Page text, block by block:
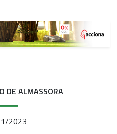
DE ALMASSORA
2023